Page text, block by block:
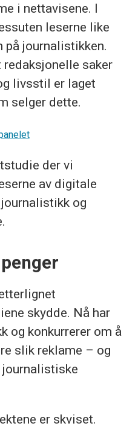
i nettavisene. I
leserne like
på journalistikken.
redaksjonelle saker
livsstil er laget
selger dette.
der vi
av digitale
og
skydde. Nå har
og konkurrerer om å
slik reklame – og
er skviset.